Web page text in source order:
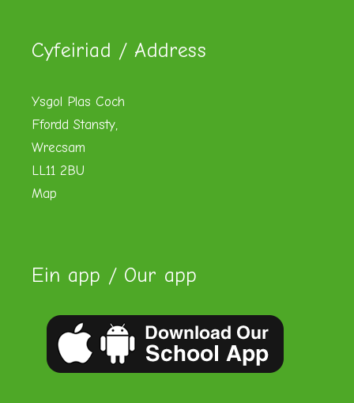
Cyfeiriad / Address
Ysgol Plas Coch
Ffordd Stansty,
Wrecsam
LL11 2BU
Map
Ein app / Our app